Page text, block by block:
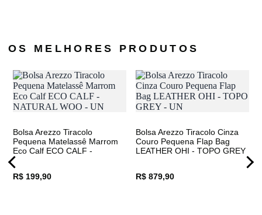
OS MELHORES PRODUTOS
Bolsa Arezzo Tiracolo
Pequena Matelassê Marrom
Eco Calf ECO CALF -
NATURAL WOO - UN
R$ 199,90
Bolsa Arezzo Tiracolo Cinza
Couro Pequena Flap Bag
LEATHER OHI - TOPO GREY
R$ 879,90